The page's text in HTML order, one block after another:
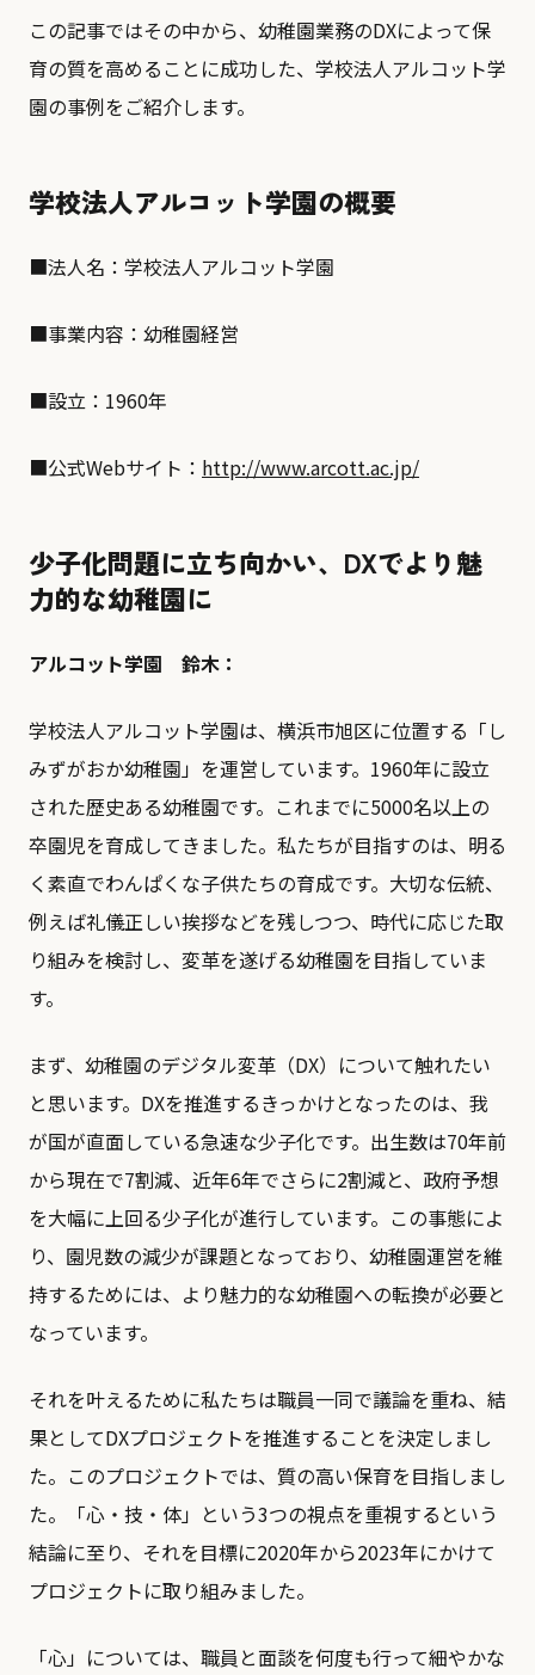
この記事ではその中から、幼稚園業務のDXによって保
育の質を高めることに成功した、学校法人アルコット学
園の事例をご紹介します。
学校法人アルコット学園の概要
■法人名：学校法人アルコット学園
■事業内容：幼稚園経営
■設立：1960年
■公式Webサイト： http://www.arcott.ac.jp/
少子化問題に立ち向かい、DXでより魅
力的な幼稚園に
アルコット学園 鈴木：
学校法人アルコット学園は、横浜市旭区に位置する「し
みずがおか幼稚園」を運営しています。1960年に設立
された歴史ある幼稚園です。これまでに5000名以上の
卒園児を育成してきました。私たちが目指すのは、明る
く素直でわんぱくな子供たちの育成です。大切な伝統、
例えば礼儀正しい挨拶などを残しつつ、時代に応じた取
り組みを検討し、変革を遂げる幼稚園を目指していま
す。
まず、幼稚園のデジタル変革（DX）について触れたい
と思います。DXを推進するきっかけとなったのは、我
が国が直面している急速な少子化です。出生数は70年前
から現在で7割減、近年6年でさらに2割減と、政府予想
を大幅に上回る少子化が進行しています。この事態によ
り、園児数の減少が課題となっており、幼稚園運営を維
持するためには、より魅力的な幼稚園への転換が必要と
なっています。
それを叶えるために私たちは職員一同で議論を重ね、結
果としてDXプロジェクトを推進することを決定しまし
た。このプロジェクトでは、質の高い保育を目指しまし
た。「心・技・体」という3つの視点を重視するという
結論に至り、それを目標に2020年から2023年にかけて
プロジェクトに取り組みました。
「心」については、職員と面談を何度も行って細やかな